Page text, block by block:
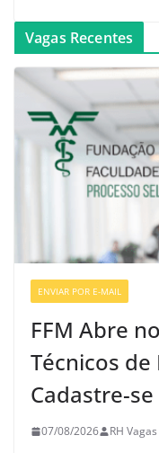
Vagas Recentes
ENVIAR POR E-MAIL
FFM Abre
Técnicos
Cadastre-se
07/08/2026 RH